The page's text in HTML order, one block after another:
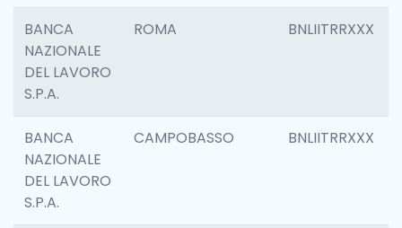
BANCA
NAZIONALE
DEL LAVORO
S.P.A.
ROMA BNLIITRRXXX
BANCA
NAZIONALE
DEL LAVORO
S.P.A.
CAMPOBASSO BNLIITRRXXX